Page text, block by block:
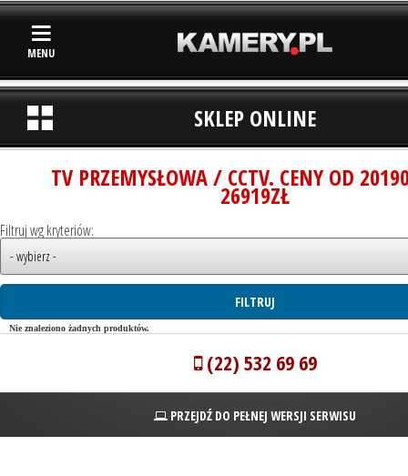
MENU
SKLEP ONLINE
TV PRZEMYSŁOWA / CCTV. CENY OD
26919ZŁ
Filtruj wg kryteriów:
Nie znaleziono żadnych produktów.
(22) 532 69 69
PRZEJDŹ DO PEŁNEJ WERSJI SERWISU